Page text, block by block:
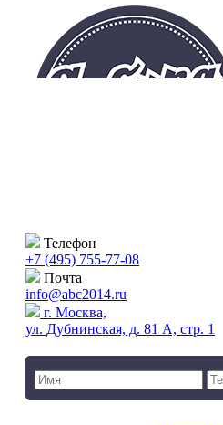
Телефон
+7 (495) 755-77-08
Почта
info@abc2014.ru
г. Москва,
ул. Дубнинская, д. 81 А, стр. 1